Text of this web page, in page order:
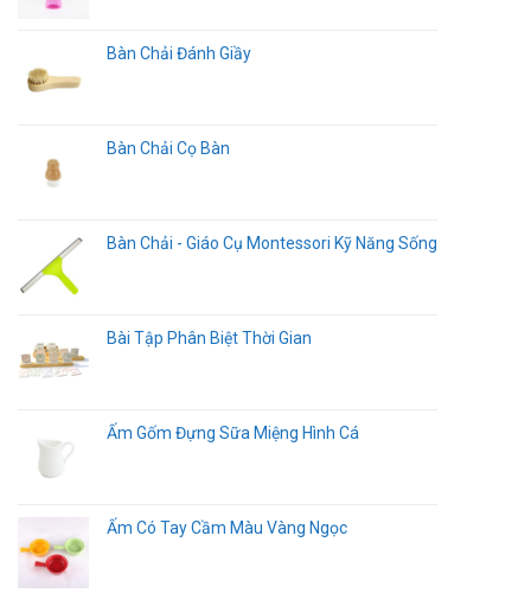
Bàn Chải Đánh Giầy
Bàn Chải Cọ Bàn
Bàn Chải - Giáo Cụ Montessori Kỹ Năng Sống
Bài Tập Phân Biệt Thời Gian
Ấm Gốm Đựng Sữa Miệng Hình Cá
Ấm Có Tay Cầm Màu Vàng Ngọc